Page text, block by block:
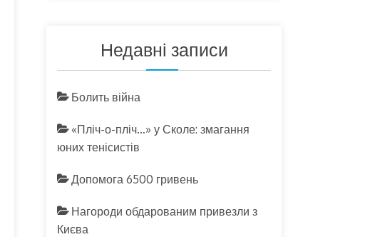
Недавні записи
Болить війна
«Пліч-о-пліч…» у Сколе: змагання
юних тенісистів
Допомога 6500 гривень
Нагороди обдарованим привезли з
Києва